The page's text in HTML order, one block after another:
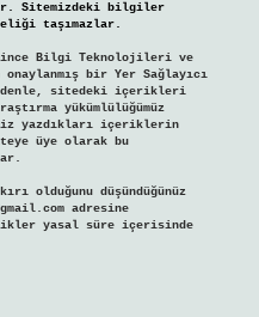
Sitemizdeki bilgiler
taşımazlar.
Bilgi Teknolojileri ve
bir Yer Sağlayıcı
sitedeki içerikleri
yükümlülüğümüz
yazdıkları içeriklerin
üye olarak bu
olduğunu düşündüğünüz
adresine
yasal süre içerisinde